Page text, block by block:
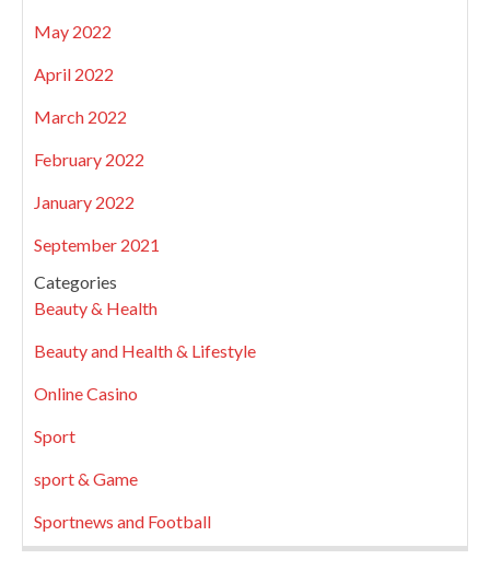
May 2022
April 2022
March 2022
February 2022
January 2022
September 2021
Categories
Beauty & Health
Beauty and Health & Lifestyle
Online Casino
Sport
sport & Game
Sportnews and Football